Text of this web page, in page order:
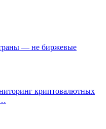
— не биржевые
криптовалютных